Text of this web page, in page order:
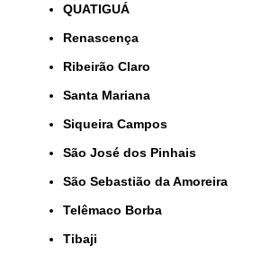
QUATIGUÁ
Renascença
Ribeirão Claro
Santa Mariana
Siqueira Campos
São José dos Pinhais
São Sebastião da Amoreira
Telêmaco Borba
Tibaji